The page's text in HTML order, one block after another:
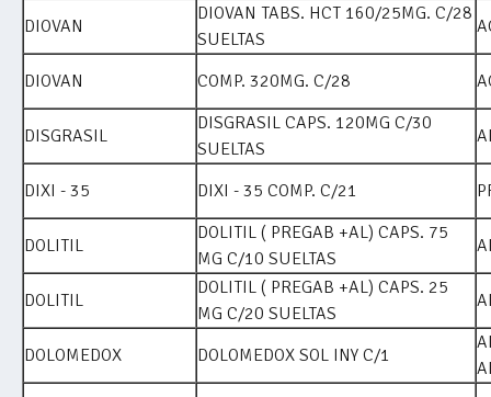
DIOVAN
DIOVAN TABS. HCT 160/25MG. C/28
SUELTAS
DIOVAN COMP. 320MG. C/28
DISGRASIL
DISGRASIL CAPS. 120MG C/30
SUELTAS
DIXI - 35 DIXI - 35 COMP. C/21
DOLITIL
DOLITIL ( PREGAB +AL) CAPS. 75
MG C/10 SUELTAS
DOLITIL
DOLITIL ( PREGAB +AL) CAPS. 25
MG C/20 SUELTAS
DOLOMEDOX DOLOMEDOX SOL INY C/1